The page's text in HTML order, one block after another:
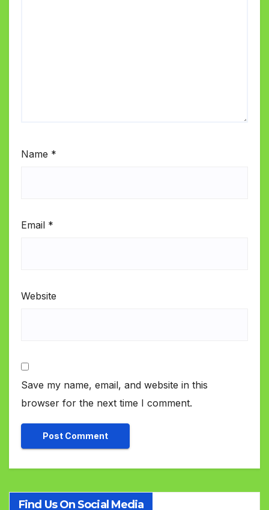
Name *
Email *
Website
Save my name, email, and website in this
browser for the next time I comment.
Find Us On Social Media